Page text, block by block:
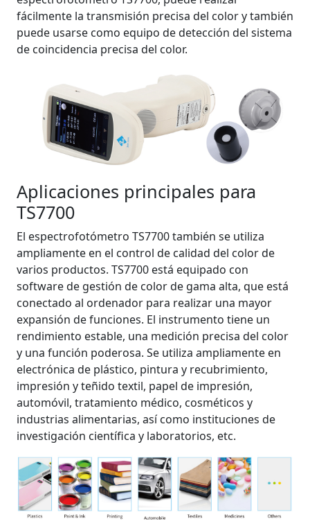
fácilmente la transmisión precisa del color y también
puede usarse como equipo de detección del sistema
de coincidencia precisa del color.
Aplicaciones principales para
TS7700
El espectrofotómetro TS7700 también se utiliza
ampliamente en el control de calidad del color de
varios productos. TS7700 está equipado con
software de gestión de color de gama alta, que está
conectado al ordenador para realizar una mayor
expansión de funciones. El instrumento tiene un
rendimiento estable, una medición precisa del color
y una función poderosa. Se utiliza ampliamente en
electrónica de plástico, pintura y recubrimiento,
impresión y teñido textil, papel de impresión,
automóvil, tratamiento médico, cosméticos y
industrias alimentarias, así como instituciones de
investigación científica y laboratorios, etc.